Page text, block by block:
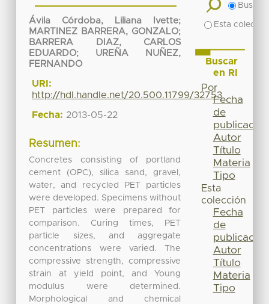
Ávila Córdoba, Liliana Ivette;
MARTINEZ BARRERA, GONZALO;
BARRERA DIAZ, CARLOS
EDUARDO; UREÑA NUÑEZ,
FERNANDO
URI:
http://hdl.handle.net/20.500.11799/32753
Fecha: 2013-05-22
Resumen:
Concretes consisting of portland
cement (OPC), silica sand, gravel,
water, and recycled PET particles
were developed. Specimens without
PET particles were prepared for
comparison. Curing times, PET
particle sizes, and aggregate
concentrations were varied. The
compressive strength, compressive
strain at yield point, and Young
modulus were determined.
Morphological and chemical
Buscar
Esta
Buscar
en RI
Por
Fecha
de
publicación
Autor
Título
Materia
Tipo
Esta
colección
Fecha
de
publicación
Autor
Título
Materia
Tipo